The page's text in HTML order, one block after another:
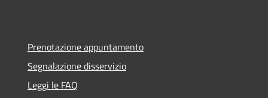
Prenotazione appuntamento
Segnalazione disservizio
Leggi le FAQ